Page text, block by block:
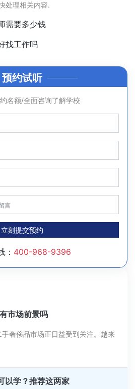
处理相关内容.
需要多少钱
找工作吗
预约试听
名额/全面咨询了解学校
立刻提交预约
： 400-968-9396
市场前景吗
奢侈品市场正日益受到关注。越来
以学？推荐这两家